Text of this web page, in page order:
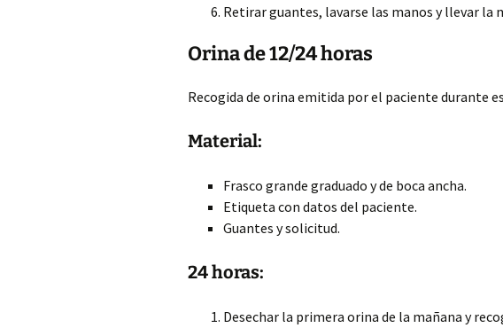
Retirar guantes, lavarse las manos y llevar
Orina de 12/24 horas
Recogida de orina emitida por el paciente durante
Material:
Frasco grande graduado y de boca ancha.
Etiqueta con datos del paciente.
Guantes y solicitud.
24 horas:
Desechar la primera orina de la mañana y